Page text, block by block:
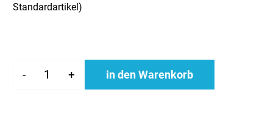
Standardartikel)
- + in den Warenkorb